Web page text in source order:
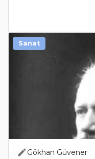
Gökhan Güvener
Sanat